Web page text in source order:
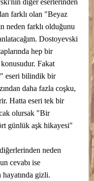
farklı olan "Beyaz
neden farklı olduğunu
Dostoyevski
hep bir
Fakat
eseri bilindik bir
daha fazla coşku,
Hatta eseri tek bir
olursak "Bir
günlük aşk hikayesi"
cevabı ise
gizli.